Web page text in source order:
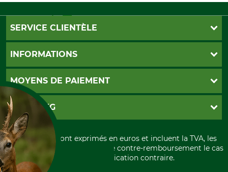
SERVICE CLIENTÈLE
Foire aux questions
Garantie / Devis
Paramètres des cookies
INFORMATIONS
CGV
Livraison
Conditions d'annulation
Formulaire de rétraction
Politique de confidentialité
Élimination et environnement
Rétractation de votre commande
MOYENS DE PAIEMENT
PayPal
Carte de crédit
Paiement á l'avance
GRUBE KG
Histoire
International
Portrait
Qui sommes-nous
Tous les prix sont exprimés en euros et incluent la TVA, les
frais d'expédition et les frais de contre-remboursement le cas
échéant, sauf indication contraire.